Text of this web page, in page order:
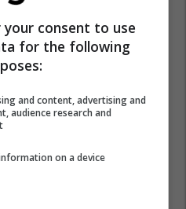
consent to use
for the following
and content, advertising and
audience research and
on a device